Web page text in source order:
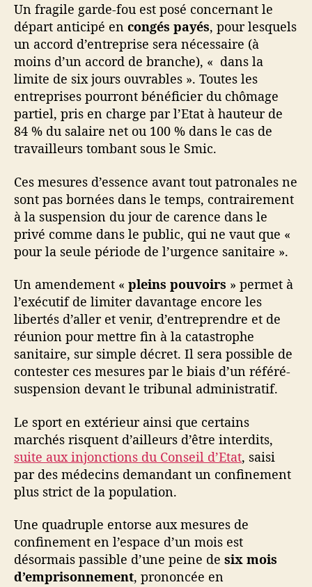
a
r
i
s
Un fragile garde-fou est posé concernant le
départ anticipé en congés payés, pour lesquels
un accord d’entreprise sera nécessaire (à
moins d’un accord de branche), « dans la
limite de six jours ouvrables ». Toutes les
entreprises pourront bénéficier du chômage
partiel, pris en charge par l’Etat à hauteur de
84 % du salaire net ou 100 % dans le cas de
travailleurs tombant sous le Smic.
Ces mesures d’essence avant tout patronales ne
sont pas bornées dans le temps, contrairement
à la suspension du jour de carence dans le
privé comme dans le public, qui ne vaut que «
pour la seule période de l’urgence sanitaire ».
Un amendement « pleins pouvoirs » permet à
l’exécutif de limiter davantage encore les
libertés d’aller et venir, d’entreprendre et de
réunion pour mettre fin à la catastrophe
sanitaire, sur simple décret. Il sera possible de
contester ces mesures par le biais d’un référé-
suspension devant le tribunal administratif.
Le sport en extérieur ainsi que certains
marchés risquent d’ailleurs d’être interdits,
suite aux injonctions du Conseil d’Etat, saisi
par des médecins demandant un confinement
plus strict de la population.
Une quadruple entorse aux mesures de
confinement en l’espace d’un mois est
désormais passible d’une peine de six mois
d’emprisonnement, prononcée en